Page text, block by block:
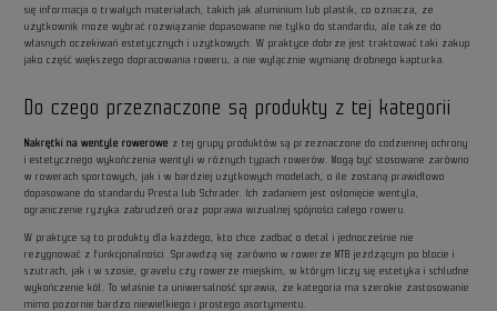
się informacja o trwałych materiałach, takich jak aluminium lub plastik, co oznacza, że
użytkownik może wybrać rozwiązanie dopasowane nie tylko do standardu, ale także do
własnych oczekiwań estetycznych i użytkowych. W praktyce dobrze jest traktować taki zakup
jako część większego dopracowania roweru, a nie wyłącznie wymianę drobnego kapturka.
Do czego przeznaczone są produkty z tej kategorii
Nakrętki na wentyle rowerowe z tej grupy produktów są przeznaczone do codziennej ochrony
i estetycznego wykończenia wentyli w różnych typach rowerów. Mogą być stosowane zarówno
w rowerach sportowych, jak i w bardziej użytkowych modelach, o ile zostaną prawidłowo
dopasowane do standardu Presta lub Schrader. Ich zadaniem jest osłonięcie wentyla,
ograniczenie ryzyka zabrudzeń oraz poprawa wizualnej spójności całego roweru.
W praktyce są to produkty dla każdego, kto chce zadbać o detal i jednocześnie nie
rezygnować z funkcjonalności. Sprawdzą się zarówno w rowerze MTB jeżdżącym po błocie i
szutrach, jak i w szosie, gravelu czy rowerze miejskim, w którym liczy się estetyka i schludne
wykończenie kół. To właśnie ta uniwersalność sprawia, że kategoria ma szerokie zastosowanie
mimo pozornie bardzo niewielkiego i prostego asortymentu.